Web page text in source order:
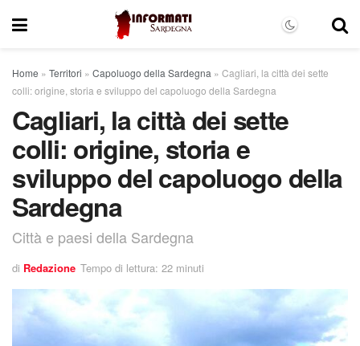
Home » Territori » Capoluogo della Sardegna » Cagliari, la città dei sette
colli: origine, storia e sviluppo del capoluogo della Sardegna
Cagliari, la città dei sette
colli: origine, storia e
sviluppo del capoluogo della
Sardegna
Città e paesi della Sardegna
di Redazione Tempo di lettura: 22 minuti